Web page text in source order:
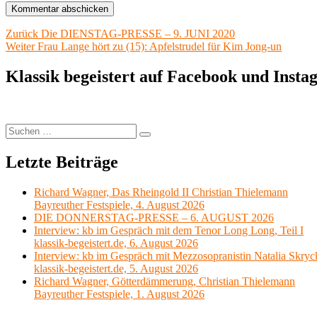
Beitragsnavigation
Zurück Vorheriger
Beitrag:
Die DIENSTAG-PRESSE – 9. JUNI 2020
Weiter Nächster
Frau Lange hört zu (15): Apfelstrudel für Kim Jong-un
Klassik begeistert auf Facebook und
Suchen
nach:
Suchen
Letzte Beiträge
Richard Wagner, Das Rheingold II Christian Thielemann
Bayreuther Festspiele, 4. August 2026
DIE DONNERSTAG-PRESSE – 6. AUGUST 2026
Interview: kb im Gespräch mit dem Tenor Long Long, Teil I
klassik-begeistert.de, 6. August 2026
Interview: kb im Gespräch mit Mezzosopranistin Natalia
klassik-begeistert.de, 5. August 2026
Richard Wagner, Götterdämmerung, Christian Thielemann
Bayreuther Festspiele, 1. August 2026